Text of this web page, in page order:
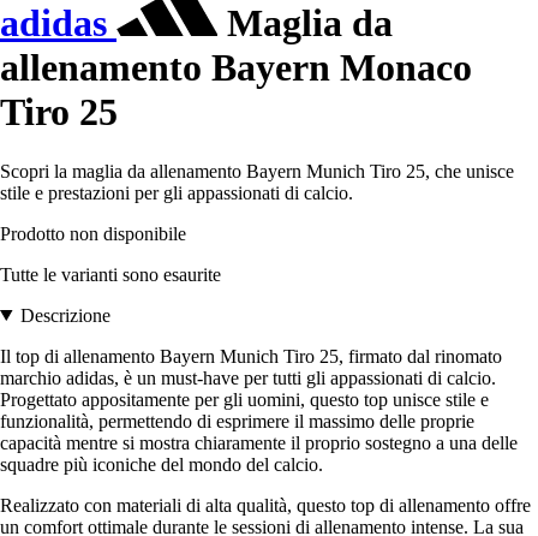
adidas
Maglia da
allenamento Bayern Monaco
Tiro 25
Scopri la maglia da allenamento Bayern Munich Tiro 25, che unisce
stile e prestazioni per gli appassionati di calcio.
Prodotto non disponibile
Tutte le varianti sono esaurite
Descrizione
Il top di allenamento Bayern Munich Tiro 25, firmato dal rinomato
marchio adidas, è un must-have per tutti gli appassionati di calcio.
Progettato appositamente per gli uomini, questo top unisce stile e
funzionalità, permettendo di esprimere il massimo delle proprie
capacità mentre si mostra chiaramente il proprio sostegno a una delle
squadre più iconiche del mondo del calcio.
Realizzato con materiali di alta qualità, questo top di allenamento offre
un comfort ottimale durante le sessioni di allenamento intense. La sua